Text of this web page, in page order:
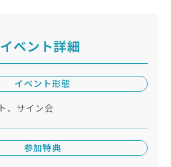
イベント詳細
イベント形態
、サイン会
参加特典